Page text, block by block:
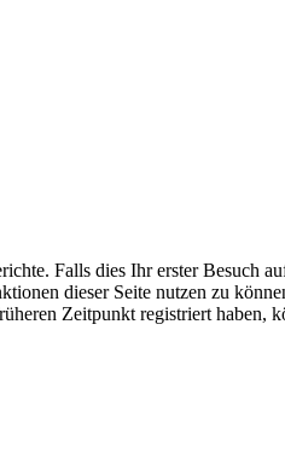
Falls dies Ihr erster Besuch
dieser Seite nutzen zu
Zeitpunkt registriert haben,